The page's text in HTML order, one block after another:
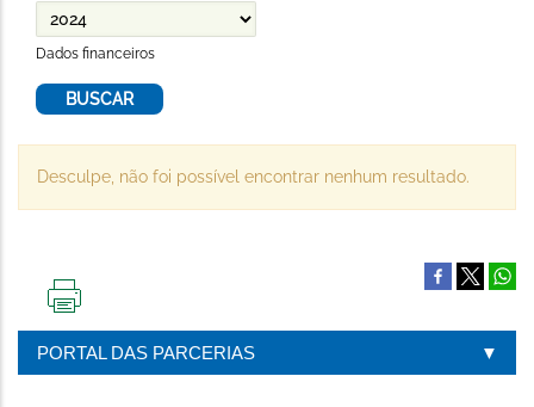
Dados financeiros
Desculpe, não foi possível encontrar nenhum resultado.
PÁGINA
PORTAL DAS PARCERIAS